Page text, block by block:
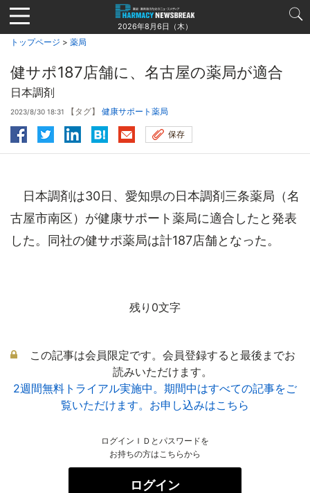
Jump
to
navigation
2026年8月6日（木）
トップページ > 薬局
健サポ187店舗に、名古屋の薬局が適合
日本調剤
2023/8/30 18:31 【タグ】 健康サポート薬局
保存
日本調剤は30日、愛知県の日本調剤三条薬局（名
古屋市南区）が健康サポート薬局に適合したと発表
した。同社の健サポ薬局は計187店舗となった。
残り0文字
この記事は会員限定です。会員登録すると最後までお
読みいただけます。
2週間無料トライアル実施中。期間中はすべての記事をご
覧いただけます。お申し込みはこちら
ログインＩＤとパスワードを
お持ちの方はこちらから
ログイン